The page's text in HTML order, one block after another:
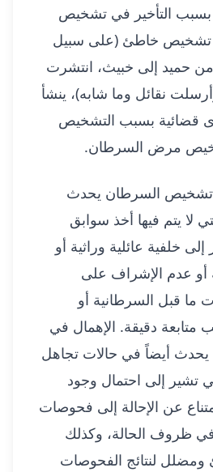
التأخير في تشخيص
خاطئ (على سبيل
من حميد إلى خبيث، انتشرت
نقائل وما شابه)، ينشأ
قضائية بسبب التشخيص
مرض السرطان.
تشخيص السرطان يحدث
لا يتم فيها أخذ سوابق
خلفية عائلية وراثية أو
أو عدم الإشراف على
ما قبل السرطانية أو
متابعة دقيقة. الإهمال في
أيضاً في حالات تجاهل
تشير إلى احتمال وجود
عن الإحالة إلى فحوصات
ظروف الحالة، وكذلك
ومضلل لنتائج الفحوصات